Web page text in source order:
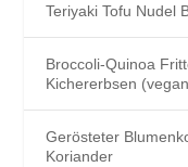
Teriyaki Tofu Nudel
Broccoli-Quinoa
Kichererbsen
Gerösteter
Koriander